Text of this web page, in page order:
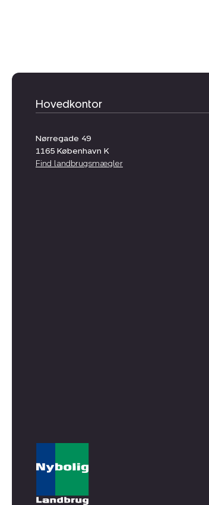
Hovedkontor
Nørregade 49
1165 København K
Find landbrugsmægler